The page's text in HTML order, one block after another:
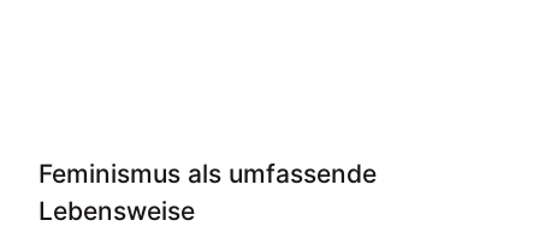
Feminismus als umfassende
Lebensweise